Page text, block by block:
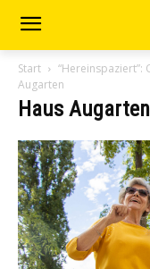
Start “Hereinspaziert”:
Augarten
Haus Augarten